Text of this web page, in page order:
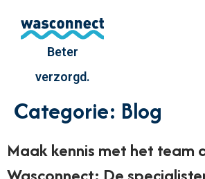
Beter
verzorgd.
Categorie: Blog
Maak kennis met het team